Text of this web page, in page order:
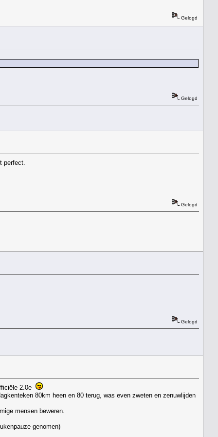
Gelogd
Gelogd
perfect.
Gelogd
Gelogd
2.0e
80km heen en 80 terug, was even zweten en zenuwlijden
mensen beweren.
genomen)